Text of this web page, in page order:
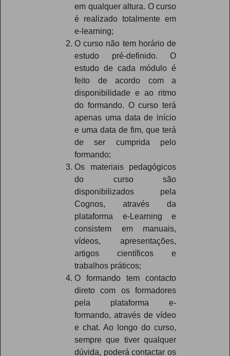
em qualquer altura. O curso
é realizado totalmente em
e-learning;
O curso não tem horário de
estudo pré-definido. O
estudo de cada módulo é
feito de acordo com a
disponibilidade e ao ritmo
do formando. O curso terá
apenas uma data de início
e uma data de fim, que terá
de ser cumprida pelo
formando;
Os materiais pedagógicos
do curso são
disponibilizados pela
Cognos, através da
plataforma e-Learning e
consistem em manuais,
vídeos, apresentações,
artigos científicos e
trabalhos práticos;
O formando tem contacto
direto com os formadores
pela plataforma e-
formando, através de vídeo
e chat. Ao longo do curso,
sempre que tiver qualquer
dúvida, poderá contactar os